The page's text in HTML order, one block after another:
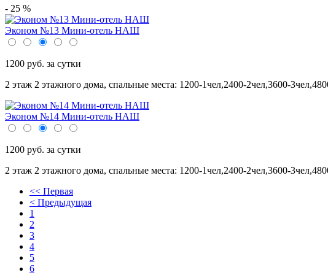
- 25 %
Эконом №13 Мини-отель НАШ
1200 руб. за сутки
2 этаж 2 этажного дома, спальные места: 1200-1чел,2400-2чел,3600-
Эконом №14 Мини-отель НАШ
1200 руб. за сутки
2 этаж 2 этажного дома, спальные места: 1200-1чел,2400-2чел,3600-
<< Первая
< Предыдущая
1
2
3
4
5
6